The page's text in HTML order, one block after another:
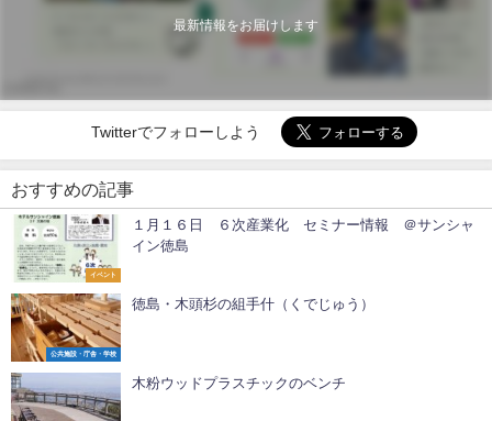
最新情報をお届けします
Twitterでフォローしよう
おすすめの記事
イベント
１月１６日 ６次産業化 セミナー情報 ＠サンシャ
イン徳島
公共施設・庁舎・学校
徳島・木頭杉の組手什（くでじゅう）
木粉ウッドプラスチックのベンチ